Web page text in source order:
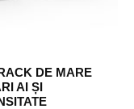
DE MARE
AI ȘI